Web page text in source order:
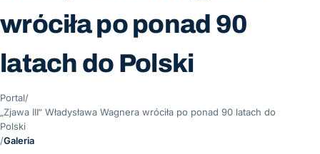
wróciła po ponad 90
latach do Polski
Portal/
„Zjawa III” Władysława Wagnera wróciła po ponad 90 latach do
Polski
/Galeria